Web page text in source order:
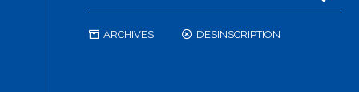
ARCHIVES DÉSINSCRIPTION